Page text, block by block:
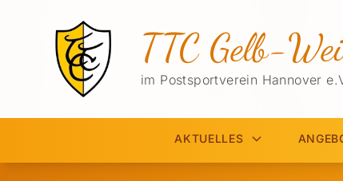
TTC Gelb-
im Postsportverein Hannover
AKTUELLES